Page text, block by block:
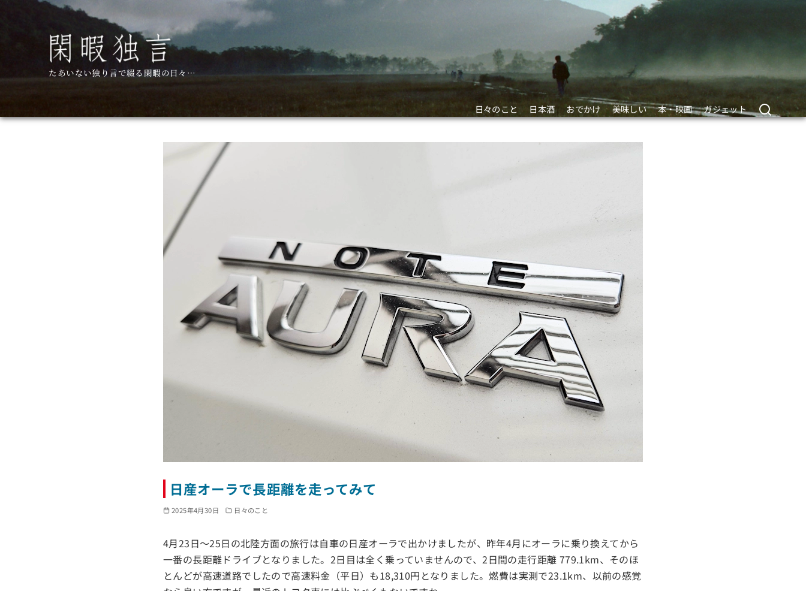
動
たあいない独り言で綴る閑暇の日々…
日々のこと 日本酒 おでかけ 美味しい 本・映画 ガジェット
日産オーラで長距離を走ってみて
2025年4月30日 日々のこと
4月23日～25日の北陸方面の旅行は自車の日産オーラで出かけましたが、昨年4月にオーラに乗り換えてから
一番の長距離ドライブとなりました。2日目は全く乗っていませんので、2日間の走行距離 779.1km、そのほ
とんどが高速道路でしたので高速料金（平日）も18,310円となりました。燃費は実測で23.1km、以前の感覚